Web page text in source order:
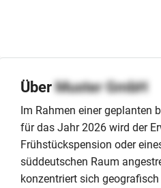
ÜberMuster GmbH
Im Rahmen einer geplanten
für das Jahr 2026 wird der
Frühstückspension oder
süddeutschen Raum
konzentriert sich